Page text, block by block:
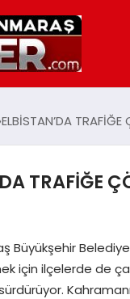
ELBİSTAN’DA
TRAFİĞE
Büyükşehir
için ilçelerde de
sürdürüyor.